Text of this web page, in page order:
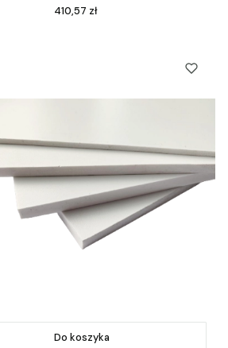
Cena
410,57 zł
Do koszyka